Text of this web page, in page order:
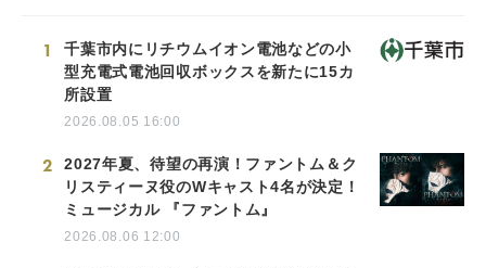
1
千葉市内にリチウムイオン電池などの小
型充電式電池回収ボックスを新たに15カ
所設置
2026.08.05 16:00
2
2027年夏、待望の再演！ファントム＆ク
リスティーヌ役のWキャスト4名が決定！
ミュージカル 『ファントム』
2026.08.06 12:00